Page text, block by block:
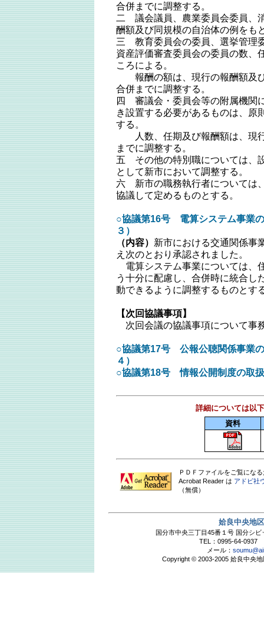
合併までに調整する。
二 議会議員、農業委員会委員、
酬額及び同規模の自治体の例をも
三 教育委員会の委員、選挙管理
資産評価審査委員会の委員の数、
ころによる。
報酬の額は、現行の報酬額及
合併までに調整する。
四 審議会・委員会等の附属機関
き設置する必要があるものは、原
する。
人数、任期及び報酬額は、現
までに調整する。
五 その他の特別職については、
として新市において調整する。
六 新市の職務執行者については
協議して定めるものとする。
○協議第16号 電算システム事業
３）
（内容） 新市における交通関係事
え次のとおり承認されました。
電算システム事業については、
う十分に配慮し、合併時に統合し
動できるように調整するものとす
【次回協議事項】
次回会議の協議事項について事
○協議第17号 公報公聴関係事業
４）
○協議第18号 情報公開制度の取
詳細については以
資料
ＰＤＦファイルをご覧にな
Acrobat Reader は アドビ社
（無償）
姶良中央地
国分市中央三丁目45番１号 国分シ
TEL：0995-64-0937
メール：
Copyright © 2003-2005 姶良中央